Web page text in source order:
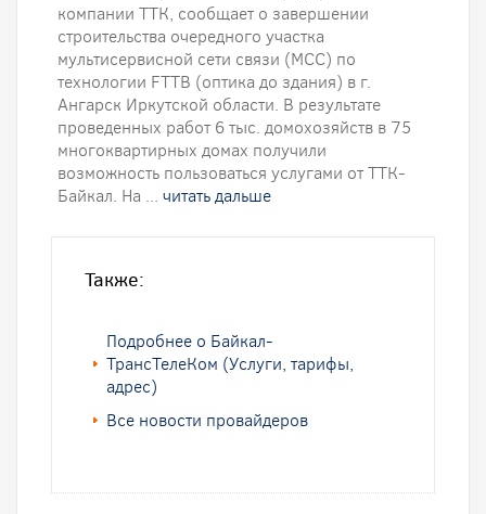
компании ТТК, сообщает о завершении
строительства очередного участка
мультисервисной сети связи (МСС) по
технологии FTTB (оптика до здания) в г.
Ангарск Иркутской области. В результате
проведенных работ 6 тыс. домохозяйств в 75
многоквартирных домах получили
возможность пользоваться услугами от ТТК-
Байкал. На ... читать дальше
Также:
Подробнее о Байкал-
ТрансТелеКом (Услуги, тарифы,
адрес)
Все новости провайдеров